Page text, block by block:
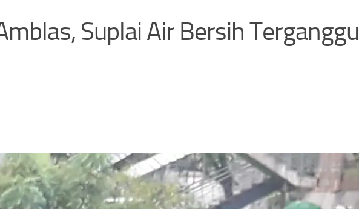
Suplai Air Bersih Terganggu